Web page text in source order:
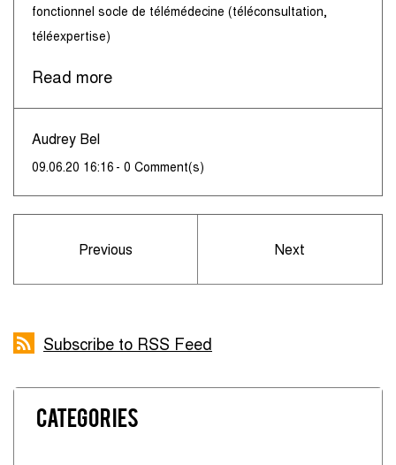
fonctionnel socle de télémédecine (téléconsultation,
téléexpertise)
Read more
Audrey Bel
09.06.20 16:16 - 0 Comment(s)
Previous Next
Subscribe to RSS Feed
Categories